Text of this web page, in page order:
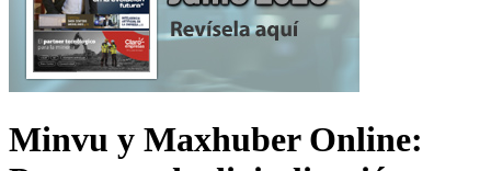
Minvu y Maxhuber Online: